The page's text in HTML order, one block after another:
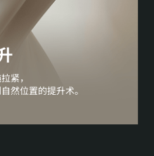
紧，
然位置的提升术。